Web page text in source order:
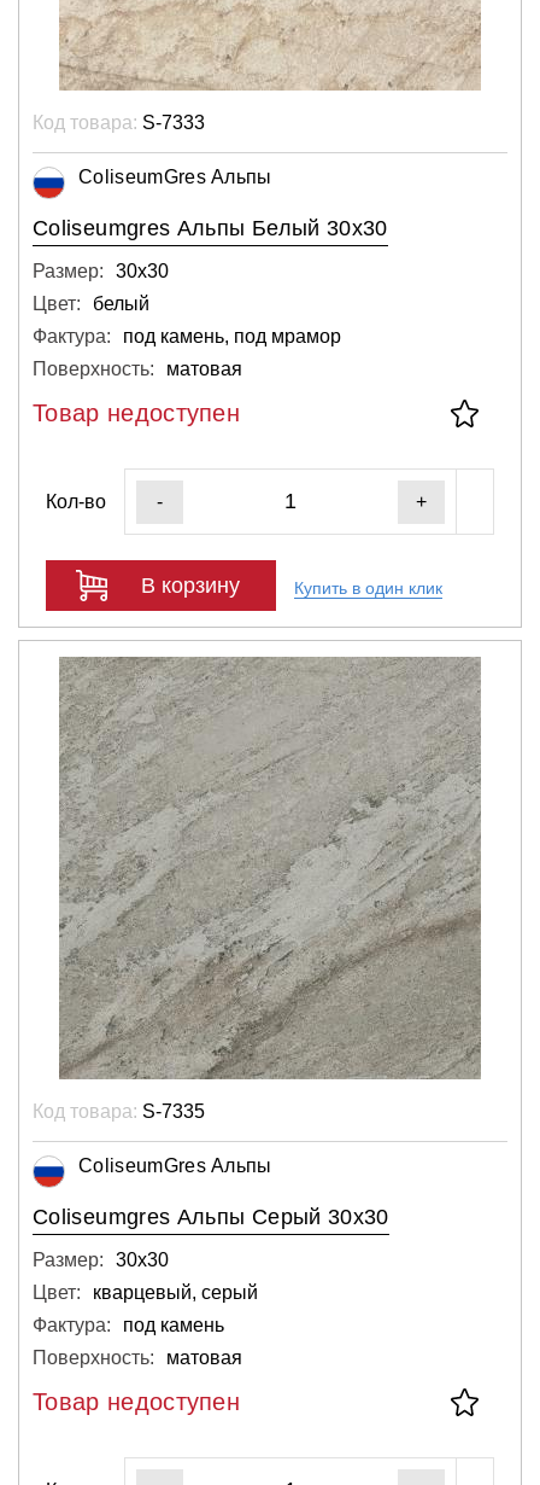
Код товара: S-7333
ColiseumGres Альпы
Coliseumgres Альпы Белый 30x30
Размер:
30х30
Цвет:
белый
Фактура:
под камень, под мрамор
Поверхность:
матовая
Товар недоступен
Кол-во - +
В корзину Купить в один клик
Код товара: S-7335
ColiseumGres Альпы
Coliseumgres Альпы Серый 30x30
Размер:
30х30
Цвет:
кварцевый, серый
Фактура:
под камень
Поверхность:
матовая
Товар недоступен